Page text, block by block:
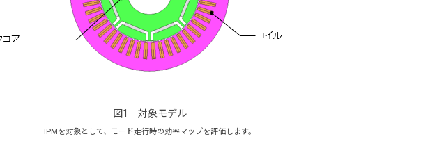
図1 対象モデル
IPMを対象として、モード走行時の効率マップを評価します。